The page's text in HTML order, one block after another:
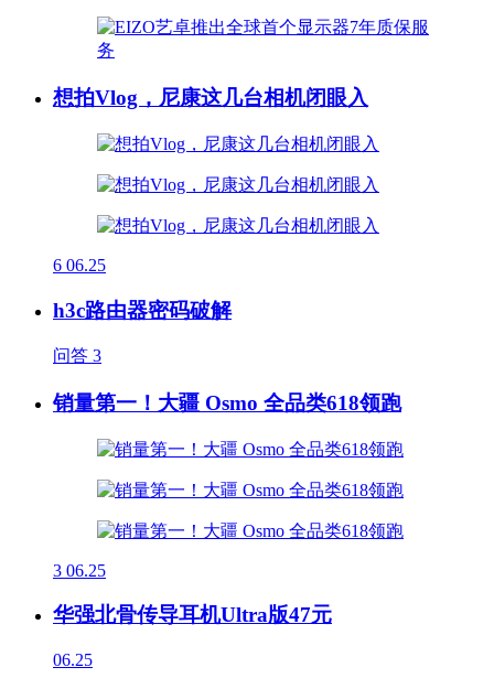
想拍Vlog，尼康这几台相机闭眼入
6 06.25
h3c路由器密码破解
问答 3
销量第一！大疆 Osmo 全品类618领跑
3 06.25
华强北骨传导耳机Ultra版47元
06.25